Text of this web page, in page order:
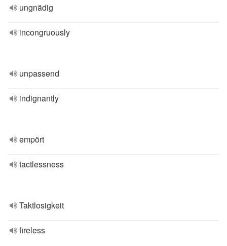
ungnädig
incongruously
unpassend
indignantly
empört
tactlessness
Taktlosigkeit
fireless